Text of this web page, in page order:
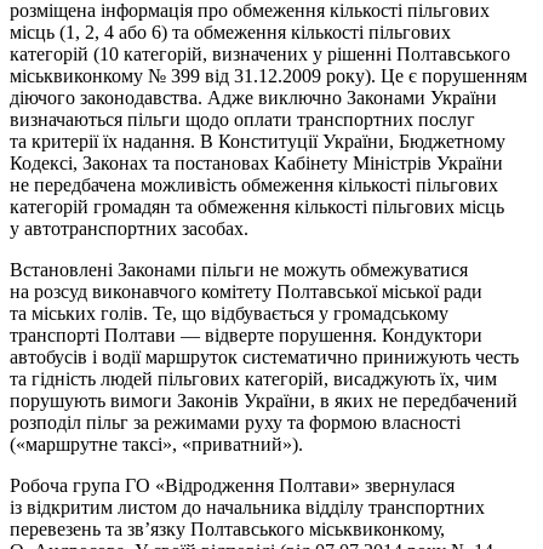
розміщена інформація про обмеження кількості пільгових
місць (1, 2, 4 або 6) та обмеження кількості пільгових
категорій (10 категорій, визначених у рішенні Полтавського
міськвиконкому № 399 від 31.12.2009 року). Це є порушенням
діючого законодавства. Адже виключно Законами України
визначаються пільги щодо оплати транспортних послуг
та критерії їх надання. В Конституції України, Бюджетному
Кодексі, Законах та постановах Кабінету Міністрів України
не передбачена можливість обмеження кількості пільгових
категорій громадян та обмеження кількості пільгових місць
у автотранспортних засобах.
Встановлені Законами пільги не можуть обмежуватися
на розсуд виконавчого комітету Полтавської міської ради
та міських голів. Те, що відбувається у громадському
транспорті Полтави — відверте порушення. Кондуктори
автобусів і водії маршруток систематично принижують честь
та гідність людей пільгових категорій, висаджують їх, чим
порушують вимоги Законів України, в яких не передбачений
розподіл пільг за режимами руху та формою власності
(«маршрутне таксі», «приватний»).
Робоча група ГО «Відродження Полтави» звернулася
із відкритим листом до начальника відділу транспортних
перевезень та зв’язку Полтавського міськвиконкому,